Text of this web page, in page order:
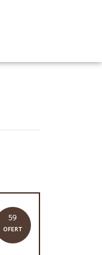
59
OFERT